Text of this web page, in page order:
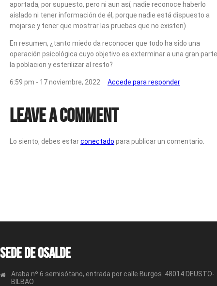
aportada, por supuesto, pero ni aun así, nadie reconoce haberlo
aislado ni tener información de él, porque nadie está dispuesto a
mojarse y tener que mostrar las pruebas que no existen)
En resumen, ¿tanto miedo da reconocer que todo ha sido una
operación psicológica cuyo objetivo es exterminar a una gran
la poblacion y esterilizar al resto?
6:59 pm - 17 noviembre, 2022 Accede para responder
Leave a Comment
Lo siento, debes estarconectado para publicar un comentario.
Sede de OSALDE
Araba nº 6 semisótano, entrada por calle Burgos. 48014 DEUSTO-
BILBAO